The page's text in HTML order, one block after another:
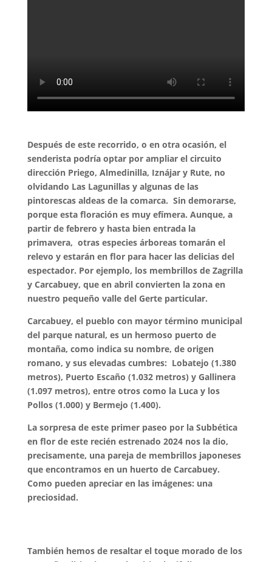
Después de este recorrido, o en otra ocasión, el
senderista podría optar por ampliar el circuito
dirección Priego, Almedinilla, Iznájar y Rute, no
olvidando Las Lagunillas y algunas de las
pintorescas aldeas de la comarca. Sin demorarse,
porque esta floración es muy efímera. Aunque, a
partir de febrero y hasta bien entrada la
primavera, otras especies árboreas tomarán el
relevo y estarán en flor para hacer las delicias del
espectador. Por ejemplo, los membrillos de Zagrilla
y Carcabuey, que en abril convierten la zona en
nuestro pequeño valle del Gerte particular.
Carcabuey, el pueblo con mayor término municipal
del parque natural, es un hermoso puerto de
montaña, como indica su nombre, de origen
romano, y sus elevadas cumbres: Lobatejo (1.380
metros), Puerto Escaño (1.032 metros) y Gallinera
(1.097 metros), entre otros como la Luca y los
Pollos (1.000) y Bermejo (1.400).
La sorpresa de este primer paseo por la Subbética
en flor de este recién estrenado 2024 nos la dio,
precisamente, una pareja de membrillos japoneses
que encontramos en un huerto de Carcabuey.
Como pueden apreciar en las imágenes: una
preciosidad.
También hemos de resaltar el toque morado de los